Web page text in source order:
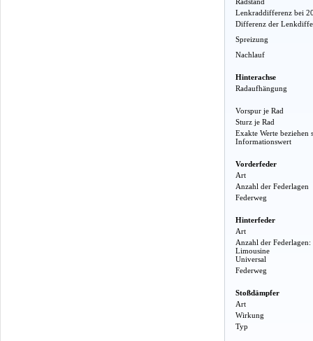
Lenkraddifferenz bei
Differenz der
Spreizung
Nachlauf
Hinterachse
Radaufhängung
Vorspur je Rad
Sturz je Rad
Exakte Werte beziehen
Informationswert
Vorderfeder
Art
Anzahl der Federlagen
Federweg
Hinterfeder
Art
Anzahl der Federlagen:
Limousine
Universal
Federweg
Stoßdämpfer
Art
Wirkung
Typ